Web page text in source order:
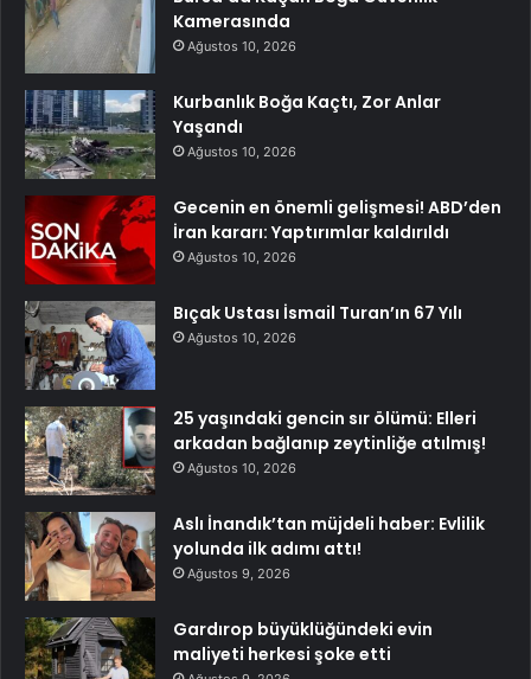
Kamerasında
Ağustos 10, 2026
Kurbanlık Boğa Kaçtı, Zor Anlar
Yaşandı
Ağustos 10, 2026
Gecenin en önemli gelişmesi! ABD’den
İran kararı: Yaptırımlar kaldırıldı
Ağustos 10, 2026
Bıçak Ustası İsmail Turan’ın 67 Yılı
Ağustos 10, 2026
25 yaşındaki gencin sır ölümü: Elleri
arkadan bağlanıp zeytinliğe atılmış!
Ağustos 10, 2026
Aslı İnandık’tan müjdeli haber: Evlilik
yolunda ilk adımı attı!
Ağustos 9, 2026
Gardırop büyüklüğündeki evin
maliyeti herkesi şoke etti